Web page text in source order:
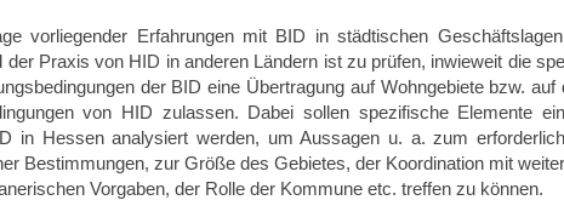
vor­lie­gen­der Er­fah­run­gen mit BID in städ­ti­schen
der Pra­xis von HID in an­de­ren Län­dern ist zu prü­fen, in­wie­weit die
der BID eine Über­tra­gung auf Wohn­ge­bie­te bzw. auf
von HID zu­las­sen. Dabei sol­len spe­zi­fi­sche Ele­men­te
in Hes­sen ana­ly­siert wer­den, um Aus­sa­gen u. a. zum
Be­stim­mun­gen, zur Größe des Ge­bie­tes, der Ko­or­di­na­ti­on mit
Vor­ga­ben, der Rolle der Kom­mu­ne etc. tref­fen zu kön­nen.